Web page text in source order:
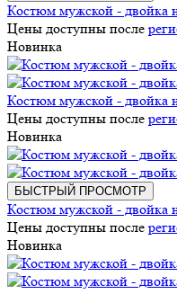
Костюм мужской - двойка
Цены доступны после
Новинка
Костюм мужской - двойка
Цены доступны после
Новинка
БЫСТРЫЙ ПРОСМОТР
Костюм мужской - двойка
Цены доступны после
Новинка